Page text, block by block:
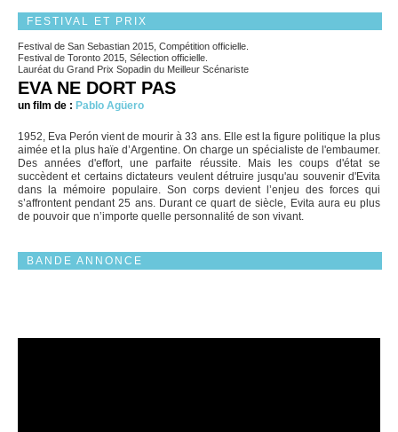
FESTIVAL ET PRIX
Festival de San Sebastian 2015, Compétition officielle.
Festival de Toronto 2015, Sélection officielle.
Lauréat du Grand Prix Sopadin du Meilleur Scénariste
EVA NE DORT PAS
un film de : Pablo Agüero
1952, Eva Perón vient de mourir à 33 ans. Elle est la figure politique la plus
aimée et la plus haïe d’Argentine. On charge un spécialiste de l'embaumer.
Des années d'effort, une parfaite réussite. Mais les coups d'état se
succèdent et certains dictateurs veulent détruire jusqu'au souvenir d'Evita
dans la mémoire populaire. Son corps devient l’enjeu des forces qui
s’affrontent pendant 25 ans. Durant ce quart de siècle, Evita aura eu plus
de pouvoir que n’importe quelle personnalité de son vivant.
BANDE ANNONCE